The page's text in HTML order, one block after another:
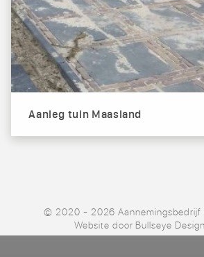
Aanleg tuin Maasland
© 2020 - 2026 Aannemingsbedrijf
Website door Bullseye Design